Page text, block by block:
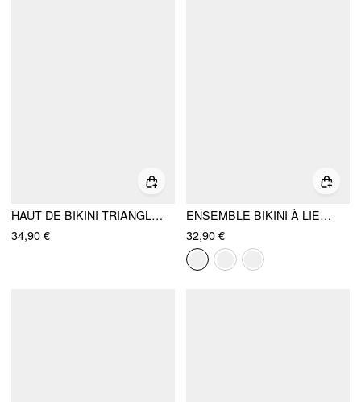
HAUT DE BIKINI TRIANGLE À RAYURES, COL HALTÈRE TEXTURÉ, BORD FESTONNÉ, AVEC PARÉO
34,90 €
ENSEMBLE BIKINI À LIENS TRIANGLE AVEC ANNEAU, LIEN LATÉRAL ET PARÉO
32,90 €